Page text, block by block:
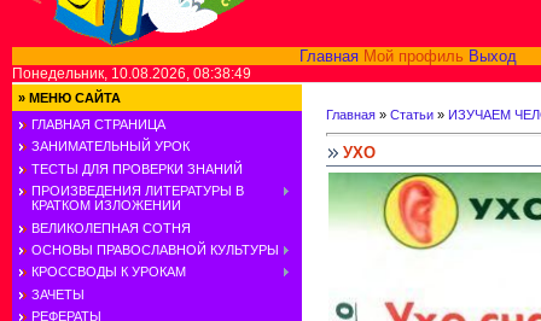
Главная Мой профиль Выход
Понедельник, 10.08.2026, 08:38:49
» МЕНЮ САЙТА
ГЛАВНАЯ СТРАНИЦА
ЗАНИМАТЕЛЬНЫЙ УРОК
ТЕСТЫ ДЛЯ ПРОВЕРКИ ЗНАНИЙ
ПРОИЗВЕДЕНИЯ ЛИТЕРАТУРЫ В
КРАТКОМ ИЗЛОЖЕНИИ
ВЕЛИКОЛЕПНАЯ СОТНЯ
ОСНОВЫ ПРАВОСЛАВНОЙ КУЛЬТУРЫ
КРОССВОДЫ К УРОКАМ
ЗАЧЕТЫ
РЕФЕРАТЫ
Главная » Статьи » ИЗУЧАЕМ
УХО